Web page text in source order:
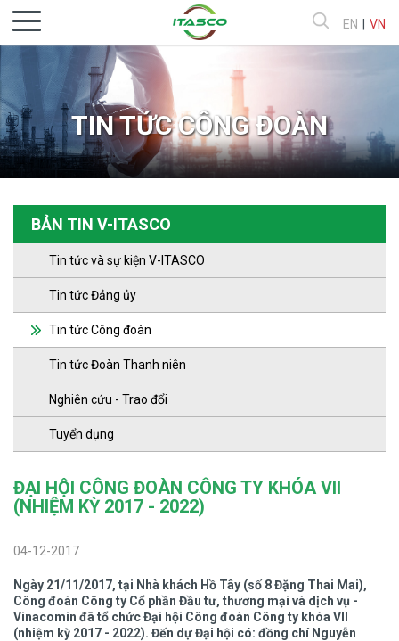
EN VN
TIN TỨC CÔNG ĐOÀN
BẢN TIN V-ITASCO
Tin tức và sự kiện V-ITASCO
Tin tức Đảng ủy
Tin tức Công đoàn
Tin tức Đoàn Thanh niên
Nghiên cứu - Trao đổi
Tuyển dụng
ĐẠI HỘI CÔNG ĐOÀN CÔNG TY KHÓA VII
(NHIỆM KỲ 2017 - 2022)
04-12-2017
Ngày 21/11/2017, tại Nhà khách Hồ Tây (số 8 Đặng Thai Mai),
Công đoàn Công ty Cổ phần Đầu tư, thương mại và dịch vụ -
Vinacomin đã tổ chức Đại hội Công đoàn Công ty khóa VII
(nhiệm kỳ 2017 - 2022). Đến dự Đại hội có: đồng chí Nguyễn